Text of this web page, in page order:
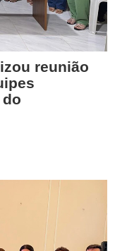
reunião